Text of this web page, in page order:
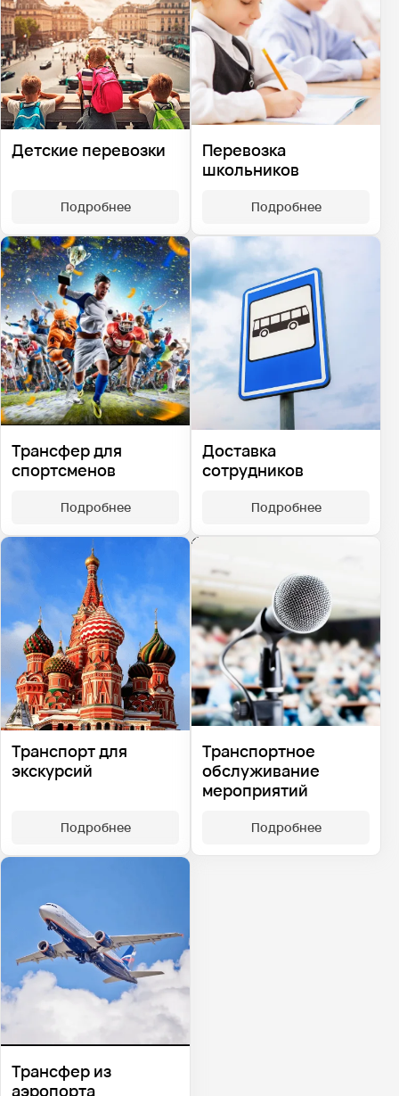
Детские перевозки
Подробнее
Перевозка
школьников
Подробнее
Трансфер для
спортсменов
Подробнее
Доставка
сотрудников
Подробнее
Транспорт для
экскурсий
Подробнее
Транспортное
обслуживание
мероприятий
Подробнее
Трансфер из
аэропорта